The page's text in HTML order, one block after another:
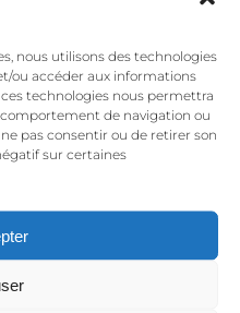
nous utilisons des technologies
ou accéder aux informations
technologies nous permettra
de navigation ou
pas consentir ou de retirer son
sur certaines
:
de main or a une
évoque le soin, la
La main,
la matière, symbolisant
valeurs telles que
Associée au
notre sensibilité et